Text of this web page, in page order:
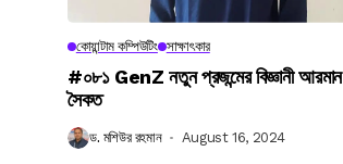
কোয়ান্টাম কম্পিউটিং সাক্ষাৎকার
#০৮১ GenZ নতুন প্রজন্মের বিজ্ঞানী আরমান
সৈকত
ড. মশিউর রহমান August 16, 2024